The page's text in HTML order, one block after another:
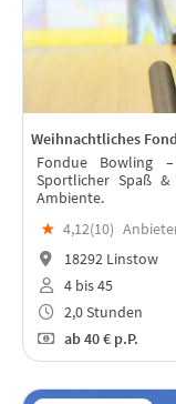
Weihnachtliches
Fondue Bowling
Sportlicher Spaß
Ambiente.
★ 4,12(10)
18292 Linstow
4 bis 45
2,0 Stunden
ab40 € p.P.